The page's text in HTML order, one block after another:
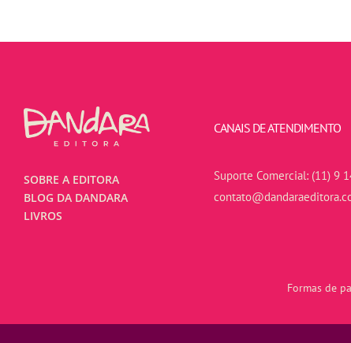
SOBRE A EDITORA
BLOG DA DANDARA
LIVROS
CANAIS DE ATENDIMENTO
Suporte Comercial: (11) 9
Formas de